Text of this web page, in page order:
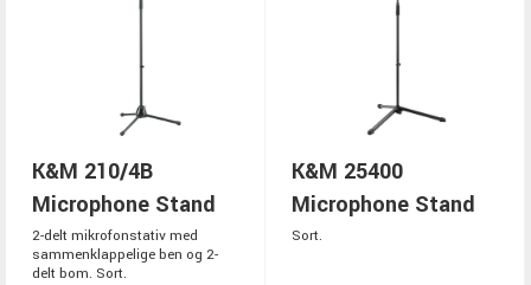
K&M 210/4B
Microphone Stand
2-delt mikrofonstativ med
sammenklappelige ben og 2-
delt bom. Sort.
K&M 25400
Microphone Stand
Sort.